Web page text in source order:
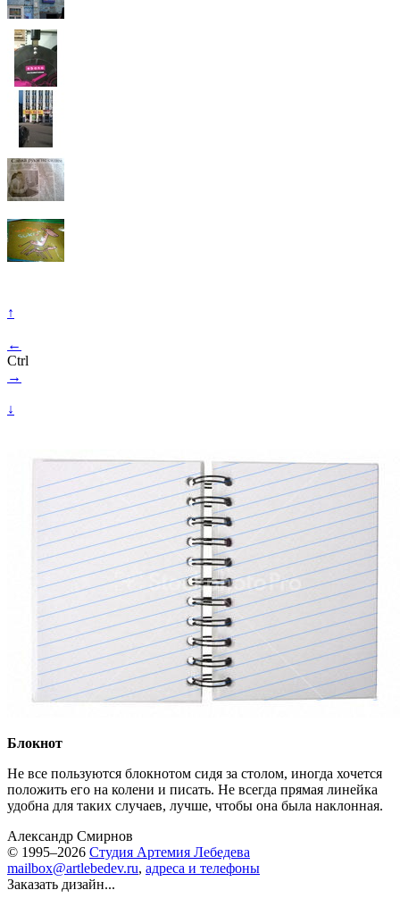
↑
←
Ctrl
→
↓
Блокнот
Не все пользуются блокнотом сидя за столом, иногда хочется
положить его на колени и писать. Не всегда прямая линейка
удобна для таких случаев, лучше, чтобы она была наклонная.
Александр Смирнов
© 1995–2026 Студия Артемия Лебедева
mailbox@artlebedev.ru, адреса и телефоны
Заказать дизайн...